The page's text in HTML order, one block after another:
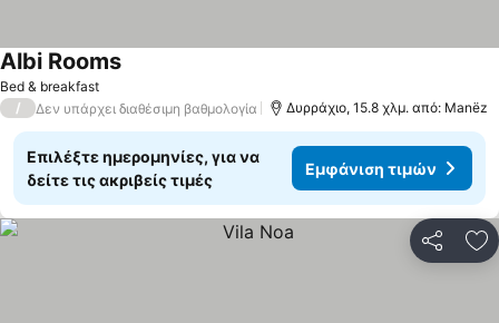
Bed & breakfast
Albi RoomsΕμφάνιση τιμών
/ Δεν υπάρχει διαθέσιμη βαθμολογία Δυρράχιο, 15.8 χλμ. από: Manëz
Επιλέξτε ημερομηνίες, για να
δείτε τις ακριβείς τιμές
Εμφάνιση τιμών